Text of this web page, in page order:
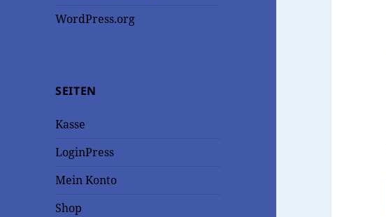
WordPress.org
SEITEN
Kasse
LoginPress
Mein Konto
Shop